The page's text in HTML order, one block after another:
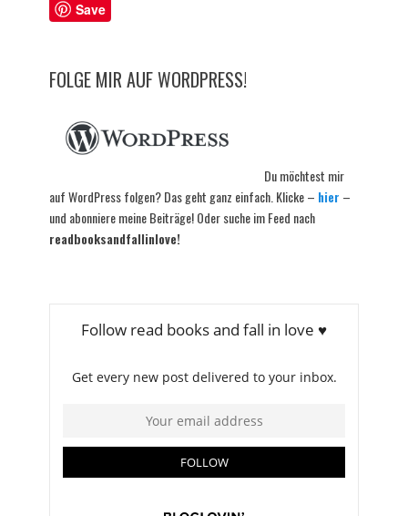
Save
FOLGE MIR AUF WORDPRESS!
Du möchtest mir
auf WordPress folgen? Das geht ganz einfach. Klicke – hier –
und abonniere meine Beiträge! Oder suche im Feed nach
readbooksandfallinlove!